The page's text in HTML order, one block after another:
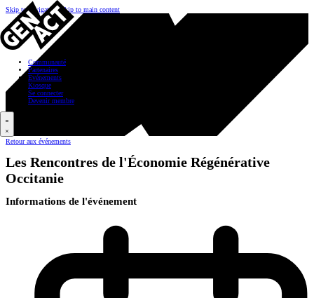
Skip to navigation Skip to main content
Communauté
Partenaires
Événements
Kiosque
Se connecter
Devenir membre
Retour aux événements
Les Rencontres de l'Économie Régénérative
Occitanie
Informations de l'événement